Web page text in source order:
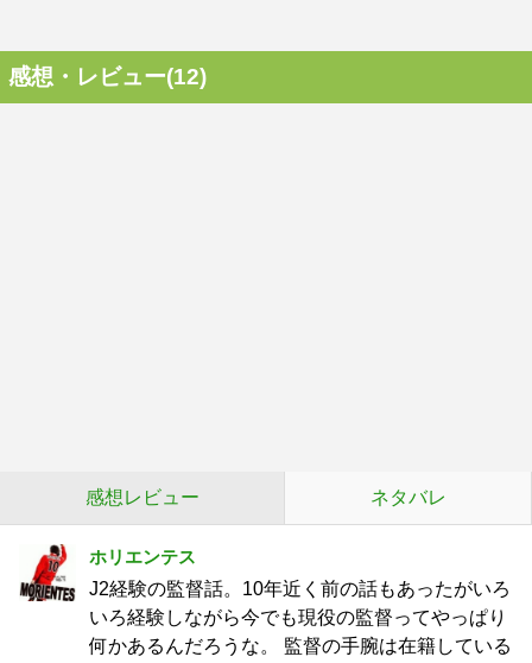
感想・レビュー(12)
感想レビュー ネタバレ
ホリエンテス
J2経験の監督話。10年近く前の話もあったがいろ
いろ経験しながら今でも現役の監督ってやっぱり
何かあるんだろうな。 監督の手腕は在籍している